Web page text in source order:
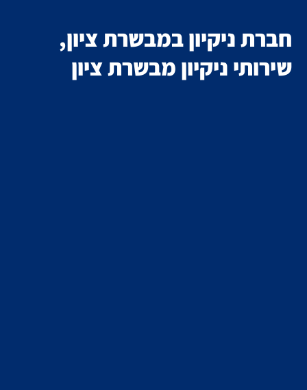
חברת ניקיון במבשרת ציון,
שירותי ניקיון מבשרת ציון